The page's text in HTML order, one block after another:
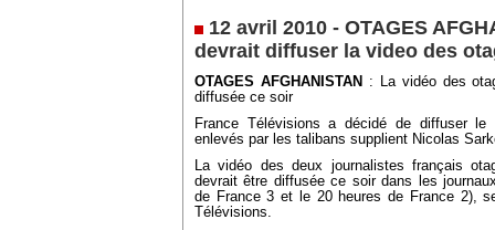
12 avril 2010 - OTAGES
devrait diffuser la video des
OTAGES AFGHANISTAN
: La vidéo des
diffusée ce soir
France Télévisions a décidé de diffuser
enlevés par les talibans supplient Nicolas
La vidéo des deux journalistes français
devrait être diffusée ce soir dans les
de France 3 et le 20 heures de France 2),
Télévisions.